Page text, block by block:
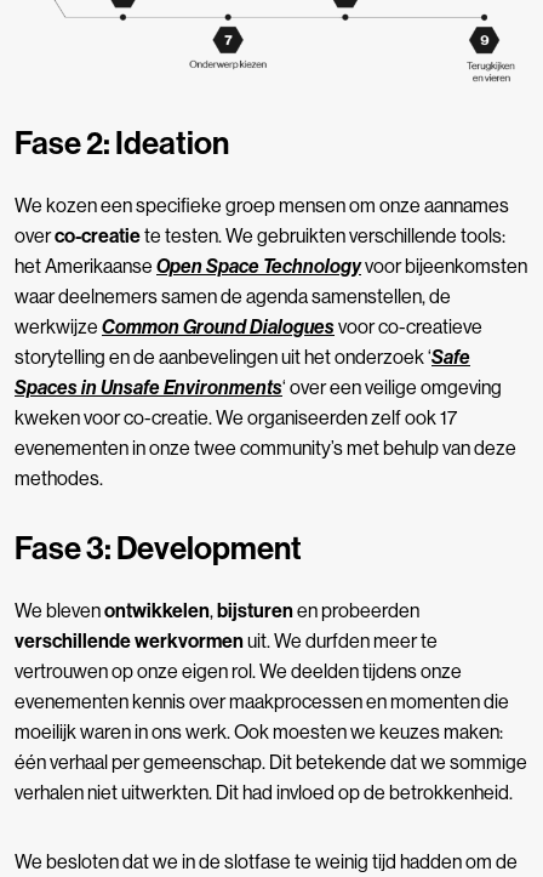
Fase 2: Ideation
We kozen een specifieke groep mensen om onze aannames
overco-creatiete testen. We gebruikten verschillende tools:
het Amerikaanse Open Space Technologyvoor bijeenkomsten
waar deelnemers samen de agenda samenstellen, de
werkwijze Common Ground Dialoguesvoor co-creatieve
storytelling en de aanbevelingen uit het onderzoek ‘Safe
Spaces in Unsafe Environments‘ over een veilige omgeving
kweken voor co-creatie. We organiseerden zelf ook 17
evenementen inonze twee community’smet behulp van deze
methodes.
Fase 3: Development
We blevenontwikkelen,bijsturenen probeerden
verschillende werkvormenuit. We durfden meer te
vertrouwen op onze eigen rol.We deelden tijdens onze
evenementen kennis over maakprocessen en momenten die
moeilijk waren in ons werk. Ook moesten we keuzes maken:
één verhaal per gemeenschap. Dit betekende dat we sommige
verhalen niet uitwerkten. Dit had invloed op de betrokkenheid.
We besloten dat we in de slotfase te weinig tijd hadden om de